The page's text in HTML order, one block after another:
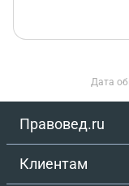
Дата
Правовед.ru
Клиентам